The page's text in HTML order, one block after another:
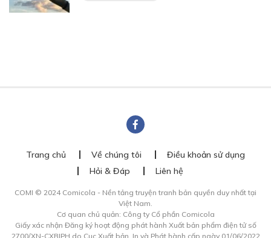
Trang chủ Về chúng tôi
Điều khoản sử dụng
Hỏi & Đáp
Liên hệ
COMI © 2024 Comicola - Nền tảng truyện tranh bản quyền duy nhất tại
Việt Nam.
Cơ quan chủ quản: Công ty Cổ phần Comicola
Giấy xác nhận Đăng ký hoạt động phát hành Xuất bản phẩm điện tử số
2700/XN-CXBIPH do Cục Xuất bản, In và Phát hành cấp ngày 01/06/2022